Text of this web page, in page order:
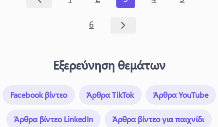
6
Εξερεύνηση θεμάτων
Facebook βίντεο Άρθρα TikTok Άρθρα YouTube
Άρθρα βίντεο LinkedIn Άρθρα βίντεο για παιχνίδι